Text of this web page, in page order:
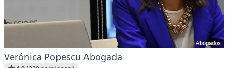
Verónica Popescu Abogada